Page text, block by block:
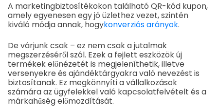
A marketingbiztosítékokon található QR-kód kupon,
amely egyenesen egy jó üzlethez vezet, szintén
kiváló módja annak, hogykonverziós arányok.
De várjunk csak – ez nem csak a jutalmak
megszerzéséről szól. Ezek a fejlett eszközök új
termékek előnézetét is megjeleníthetik, illetve
versenyekre és ajándéktárgyakra való nevezést is
biztosítanak. Ez megkönnyíti a vállalkozások
számára az ügyfelekkel való kapcsolatfelvételt és a
márkahűség előmozdítását.